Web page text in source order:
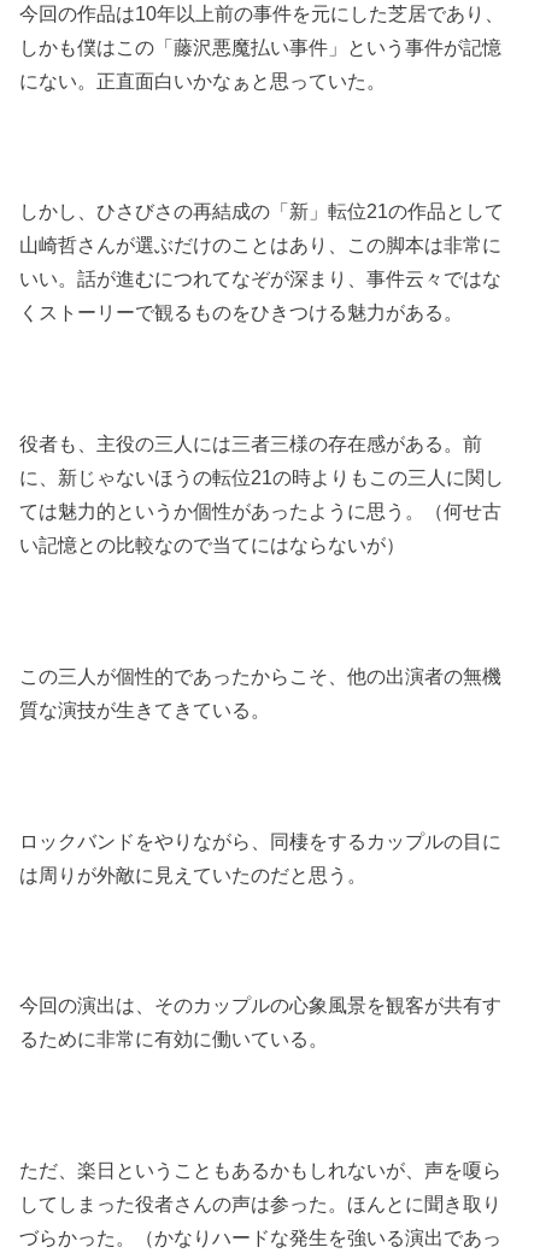
今回の作品は10年以上前の事件を元にした芝居であり、
しかも僕はこの「藤沢悪魔払い事件」という事件が記憶
にない。正直面白いかなぁと思っていた。
しかし、ひさびさの再結成の「新」転位21の作品として
山崎哲さんが選ぶだけのことはあり、この脚本は非常に
いい。話が進むにつれてなぞが深まり、事件云々ではな
くストーリーで観るものをひきつける魅力がある。
役者も、主役の三人には三者三様の存在感がある。前
に、新じゃないほうの転位21の時よりもこの三人に関し
ては魅力的というか個性があったように思う。（何せ古
い記憶との比較なので当てにはならないが）
この三人が個性的であったからこそ、他の出演者の無機
質な演技が生きてきている。
ロックバンドをやりながら、同棲をするカップルの目に
は周りが外敵に見えていたのだと思う。
今回の演出は、そのカップルの心象風景を観客が共有す
るために非常に有効に働いている。
ただ、楽日ということもあるかもしれないが、声を嗄ら
してしまった役者さんの声は参った。ほんとに聞き取り
づらかった。（かなりハードな発生を強いる演出であっ